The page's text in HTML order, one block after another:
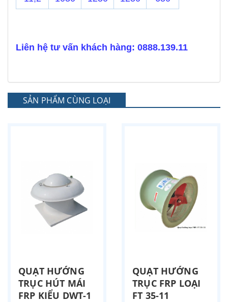
Liên hệ tư vấn khách hàng: 0888.139.11
SẢN PHẨM CÙNG LOẠI
QUẠT HƯỚNG
TRỤC HÚT MÁI
FRP KIỂU DWT-1
QUẠT HƯỚNG
TRỤC FRP LOẠI
FT 35-11